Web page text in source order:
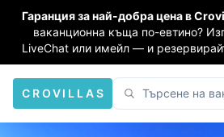
Гаранция за най-добра цена в
ваканционна къща по-евтино?
LiveChat или имейл — и
CROVILLAS